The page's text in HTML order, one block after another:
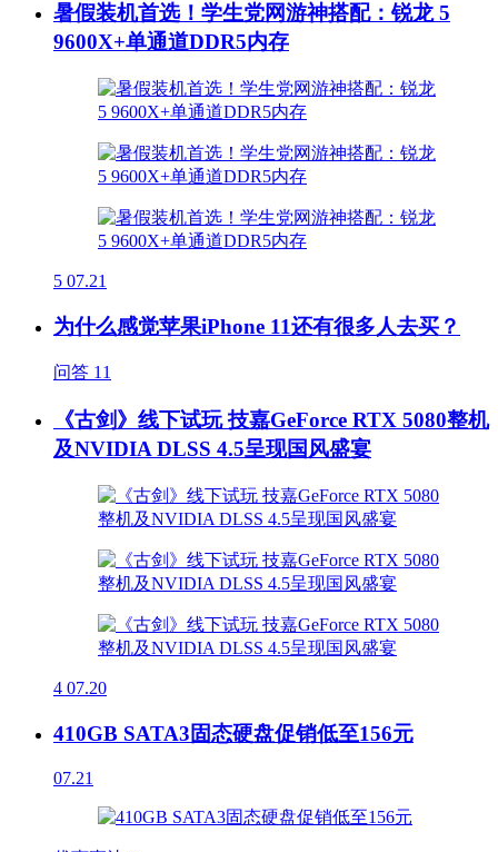
暑假装机首选！学生党网游神搭配：锐龙 5
9600X+单通道DDR5内存
5 07.21
为什么感觉苹果iPhone 11还有很多人去买？
问答 11
《古剑》线下试玩 技嘉GeForce RTX 5080整机
及NVIDIA DLSS 4.5呈现国风盛宴
4 07.20
410GB SATA3固态硬盘促销低至156元
07.21